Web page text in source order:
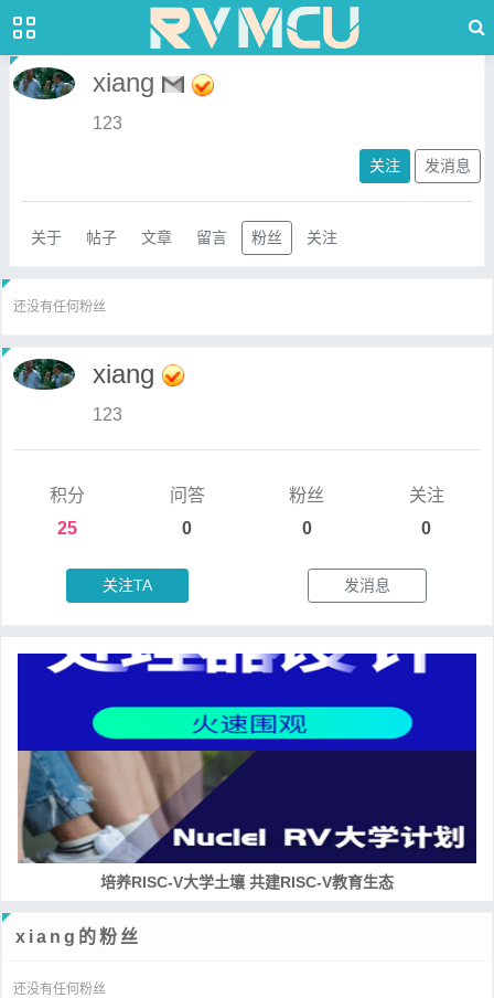
xiang
123
关注 发消息
关于 帖子 文章 留言 粉丝 关注
还没有任何粉丝
xiang
123
积分
25
问答
0
粉丝
0
关注
0
关注TA 发消息
培养RISC-V大学土壤 共建RISC-V教育生态
xiang的粉丝
还没有任何粉丝